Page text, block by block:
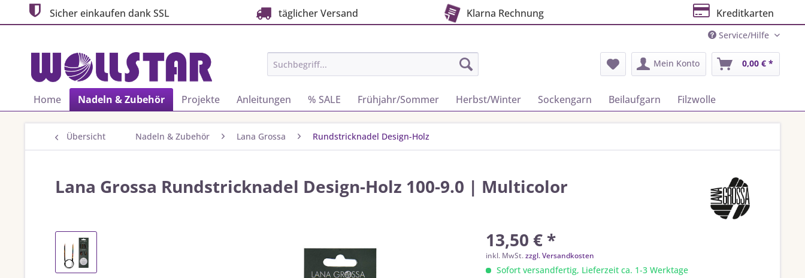
Sicher einkaufen dank SSL täglicher Versand Klarna Rechnung Kreditkarten
Service/Hilfe
Mein Konto 0,00 € *
Home Nadeln & Zubehör Projekte Anleitungen % SALE Frühjahr/Sommer Herbst/Winter Sockengarn Beilaufgarn Filzwolle
Übersicht Nadeln & Zubehör Lana Grossa Rundstricknadel Design-Holz
Lana Grossa Rundstricknadel Design-Holz 100-9.0 | Multicolor
13,50 € *
inkl. MwSt.zzgl. Versandkosten
Sofort versandfertig, Lieferzeit ca. 1-3 Werktage